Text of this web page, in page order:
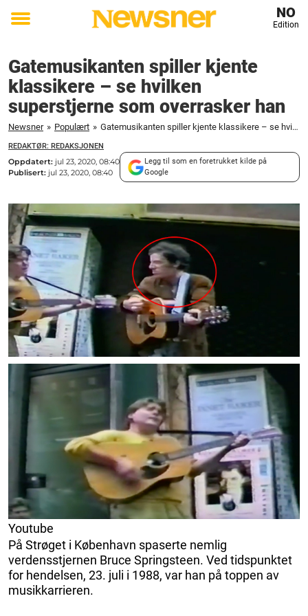
Toggle
NO
Edition
Gatemusikanten spiller kjente
klassikere – se hvilken
superstjerne som overrasker han
Newsner » Populært » Gatemusikanten spiller kjente klassikere – se hvilken superstjerne som overrasker han
REDAKTØR: REDAKSJONEN
Oppdatert: jul 23, 2020, 08:40
Publisert: jul 23, 2020, 08:40
Legg til som en foretrukket kilde på
Google
Youtube
På Strøget i København spaserte nemlig
verdensstjernen Bruce Springsteen. Ved tidspunktet
for hendelsen, 23. juli i 1988, var han på toppen av
musikkarrieren.